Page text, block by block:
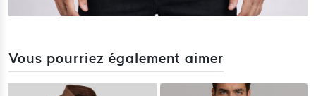
Vous pourriez également aimer